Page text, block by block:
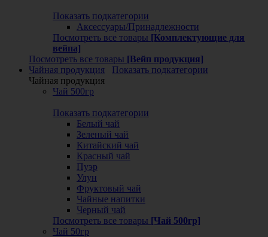
Показать подкатегории
Аксессуары/Принадлежности
Посмотреть все товары [Комплектующие для
вейпа]
Посмотреть все товары [Вейп продукция]
Чайная продукция
Показать подкатегории
Чайная продукция
Чай 500гр
Показать подкатегории
Белый чай
Зеленый чай
Китайский чай
Красный чай
Пуэр
Улун
Фруктовый чай
Чайные напитки
Черный чай
Посмотреть все товары [Чай 500гр]
Чай 50гр